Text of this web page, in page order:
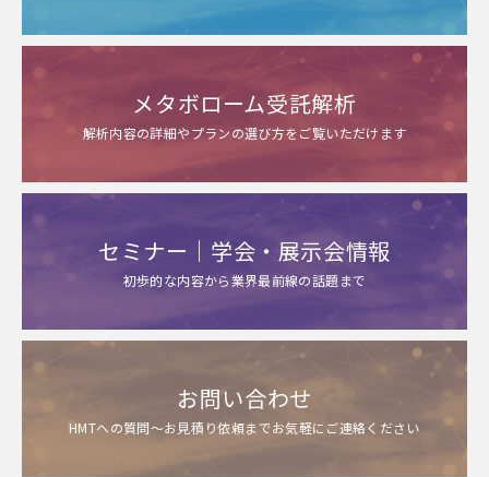
メタボローム受託解析
解析内容の詳細やプランの選び方をご覧いただけます
セミナー｜学会・展示会情報
初歩的な内容から業界最前線の話題まで
お問い合わせ
HMTへの質問～お見積り依頼までお気軽にご連絡ください